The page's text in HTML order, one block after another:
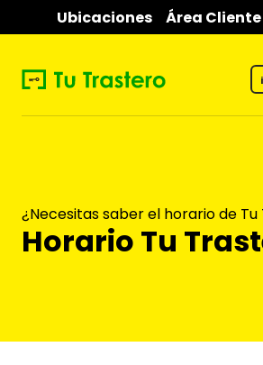
al
Ubicaciones Área Cliente
¿Necesitas saber el horario de
Horario Tu